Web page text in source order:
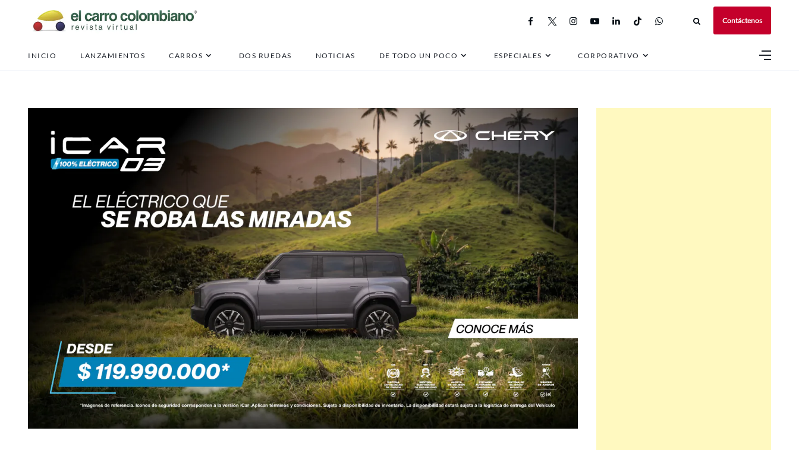
Contáctenos
INICIO LANZAMIENTOS CARROS DOS RUEDAS NOTICIAS DE TODO UN POCO ESPECIALES CORPORATIVO
SUV Arona